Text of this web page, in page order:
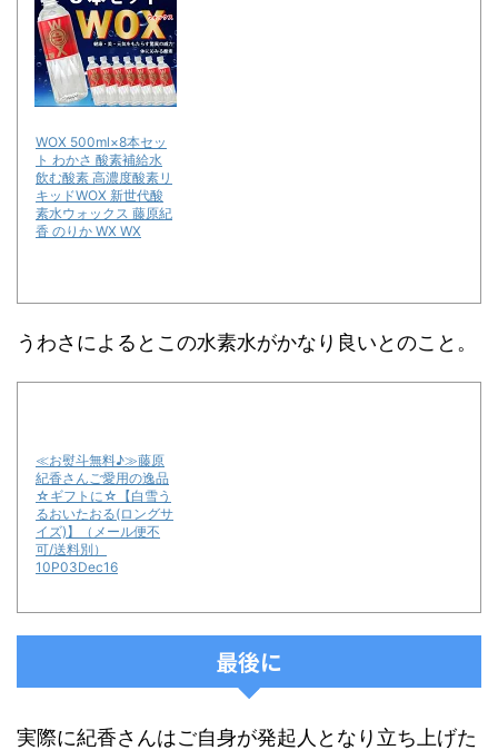
WOX 500ml×8本セッ
ト わかさ 酸素補給水
飲む酸素 高濃度酸素リ
キッドWOX 新世代酸
素水ウォックス 藤原紀
香 のりか WX WX
うわさによるとこの水素水がかなり良いとのこと。
≪お熨斗無料♪≫藤原
紀香さんご愛用の逸品
☆ギフトに☆【白雪う
るおいたおる(ロングサ
イズ)】（メール便不
可/送料別）
10P03Dec16
最後に
実際に紀香さんはご自身が発起人となり立ち上げた